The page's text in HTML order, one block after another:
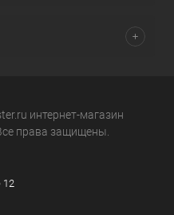
интернет-магазин
права защищены.
12